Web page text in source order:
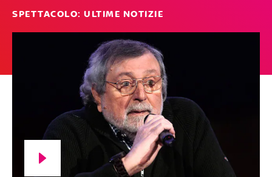
SPETTACOLO: ULTIME NOTIZIE